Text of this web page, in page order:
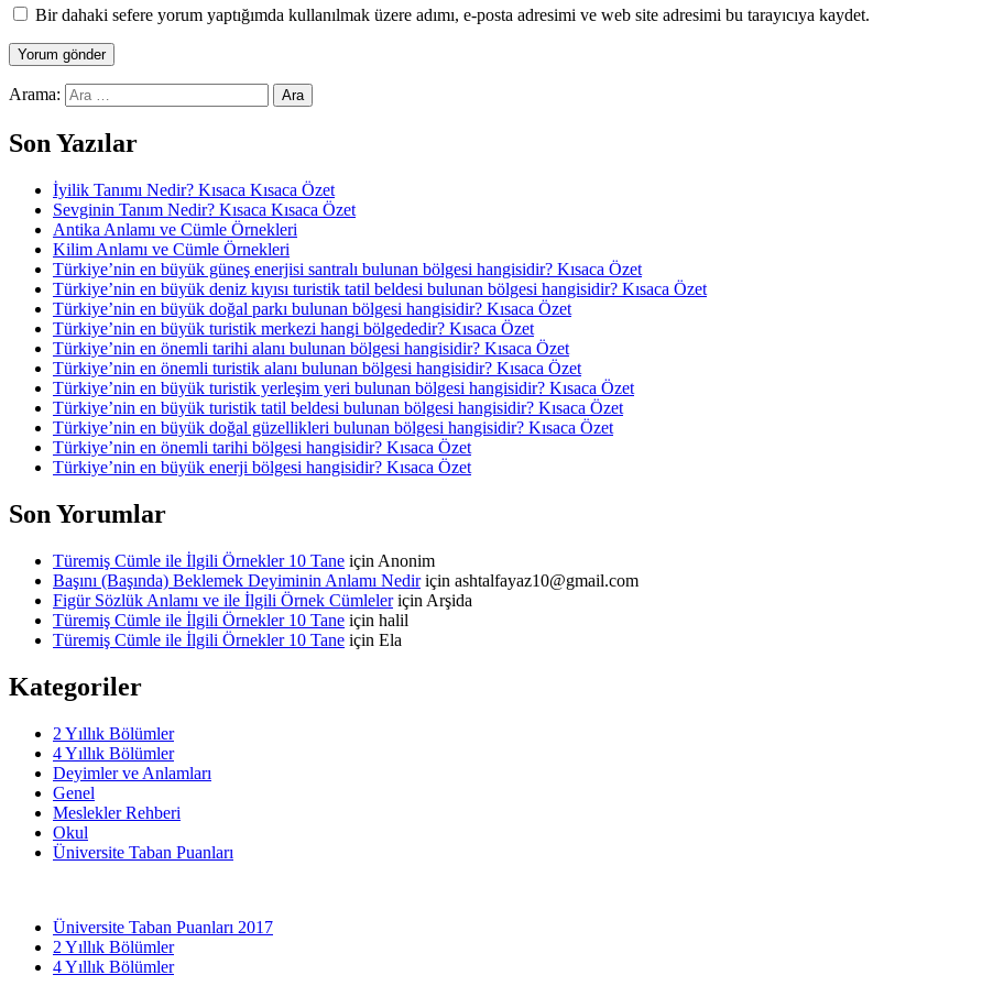
Bir dahaki sefere yorum yaptığımda kullanılmak üzere adımı, e-posta adresimi ve web site adresimi bu tarayıcıya kaydet.
Arama:
Son Yazılar
İyilik Tanımı Nedir? Kısaca Kısaca Özet
Sevginin Tanım Nedir? Kısaca Kısaca Özet
Antika Anlamı ve Cümle Örnekleri
Kilim Anlamı ve Cümle Örnekleri
Türkiye’nin en büyük güneş enerjisi santralı bulunan bölgesi hangisidir? Kısaca Özet
Türkiye’nin en büyük deniz kıyısı turistik tatil beldesi bulunan bölgesi hangisidir? Kısaca Özet
Türkiye’nin en büyük doğal parkı bulunan bölgesi hangisidir? Kısaca Özet
Türkiye’nin en büyük turistik merkezi hangi bölgededir? Kısaca Özet
Türkiye’nin en önemli tarihi alanı bulunan bölgesi hangisidir? Kısaca Özet
Türkiye’nin en önemli turistik alanı bulunan bölgesi hangisidir? Kısaca Özet
Türkiye’nin en büyük turistik yerleşim yeri bulunan bölgesi hangisidir? Kısaca Özet
Türkiye’nin en büyük turistik tatil beldesi bulunan bölgesi hangisidir? Kısaca Özet
Türkiye’nin en büyük doğal güzellikleri bulunan bölgesi hangisidir? Kısaca Özet
Türkiye’nin en önemli tarihi bölgesi hangisidir? Kısaca Özet
Türkiye’nin en büyük enerji bölgesi hangisidir? Kısaca Özet
Son Yorumlar
Türemiş Cümle ile İlgili Örnekler 10 Tane için Anonim
Başını (Başında) Beklemek Deyiminin Anlamı Nediriçin ashtalfayaz10@gmail.com
Figür Sözlük Anlamı ve ile İlgili Örnek Cümleleriçin Arşida
Türemiş Cümle ile İlgili Örnekler 10 Tane için halil
Türemiş Cümle ile İlgili Örnekler 10 Tane için Ela
Kategoriler
2 Yıllık Bölümler
4 Yıllık Bölümler
Deyimler ve Anlamları
Genel
Meslekler Rehberi
Okul
Üniversite Taban Puanları
Üniversite Taban Puanları 2017
2 Yıllık Bölümler
4 Yıllık Bölümler